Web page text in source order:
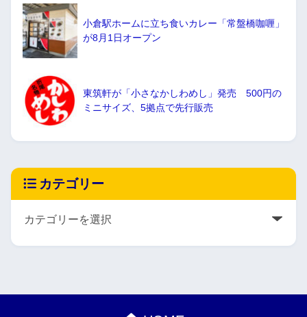
小倉駅ホームに立ち食いカレー「常盤橋咖喱」
が8月1日オープン
東筑軒が「小さなかしわめし」発売 500円の
ミニサイズ、5拠点で先行販売
カテゴリー